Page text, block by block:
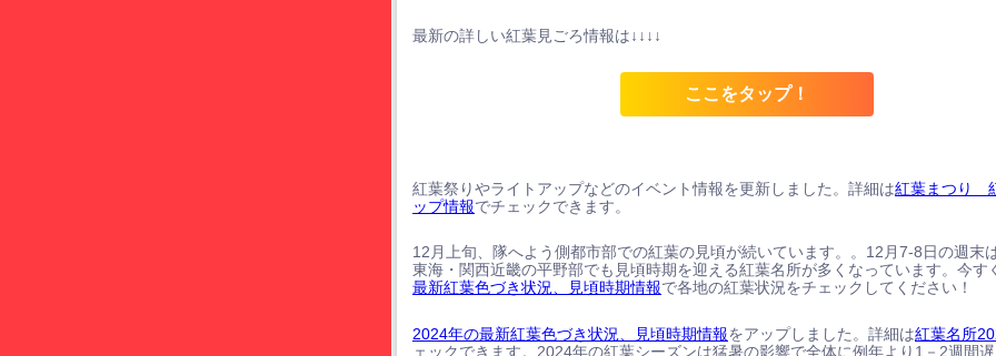
最新の詳しい紅葉見ごろ情報は↓↓↓↓
ここをタップ！
紅葉祭りやライトアップなどのイベント情報を更新しました。詳細は紅葉まつり
ップ情報でチェックできます。
12月上旬、隊へよう側都市部での紅葉の見頃が続いています。。12月7-8日の週末
東海・関西近畿の平野部でも見頃時期を迎える紅葉名所が多くなっています。今す
最新紅葉色づき状況、見頃時期情報で各地の紅葉状況をチェックしてください！
2024年の最新紅葉色づき状況、見頃時期情報をアップしました。詳細は紅葉名所
ェックできます。2024年の紅葉シーズンは猛暑の影響で全体に例年より1－2週間